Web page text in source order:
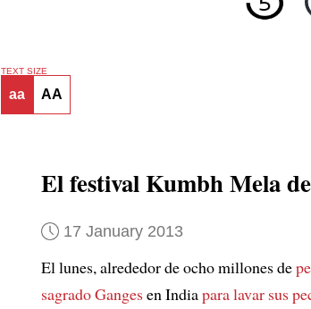
TEXT SIZE
aa AA
El festival Kumbh Mela
17 January 2013
El lunes, alrededor de ocho millones de
sagrado Gangesen Indiapara lavar sus